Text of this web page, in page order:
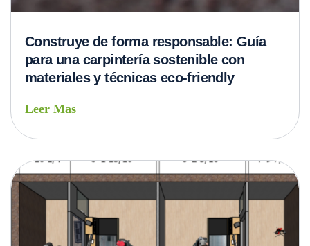
Construye de forma responsable: Guía
para una carpintería sostenible con
materiales y técnicas eco-friendly
Leer Mas